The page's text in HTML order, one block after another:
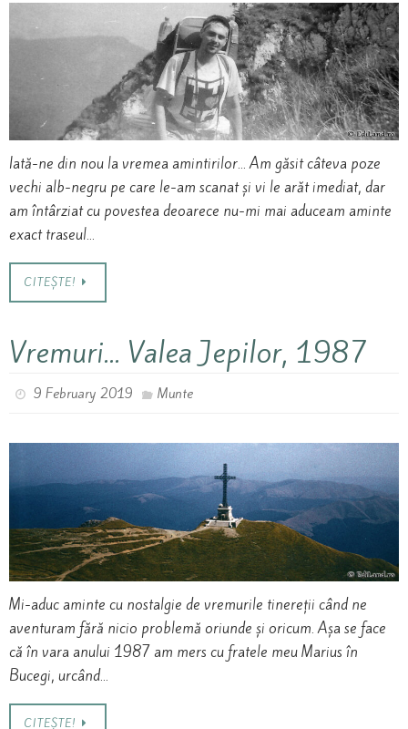
Iată-ne din nou la vremea amintirilor… Am găsit câteva poze
vechi alb-negru pe care le-am scanat și vi le arăt imediat, dar
am întârziat cu povestea deoarece nu-mi mai aduceam aminte
exact traseul…
CITEȘTE!
Vremuri… Valea Jepilor, 1987
9 February 2019 Munte
Mi-aduc aminte cu nostalgie de vremurile tinereții când ne
aventuram fără nicio problemă oriunde și oricum. Așa se face
că în vara anului 1987 am mers cu fratele meu Marius în
Bucegi, urcând…
CITEȘTE!